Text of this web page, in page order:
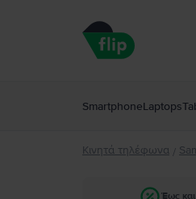
SmartphoneLaptops
Κινητά τηλέφωνα /
Έως